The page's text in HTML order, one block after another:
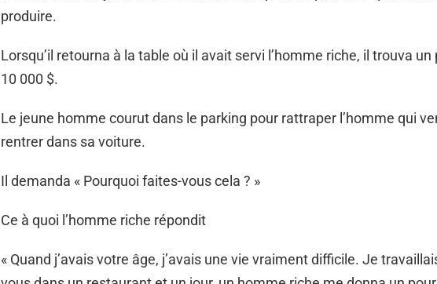
produire.
Lorsqu’il retourna à la table où il avait servi l’homme riche, il trouva un
10 000 $.
Le jeune homme courut dans le parking pour rattraper l’homme qui
rentrer dans sa voiture.
Il demanda « Pourquoi faites-vous cela ? »
Ce à quoi l’homme riche répondit
« Quand j’avais votre âge, j’avais une vie vraiment difficile. Je